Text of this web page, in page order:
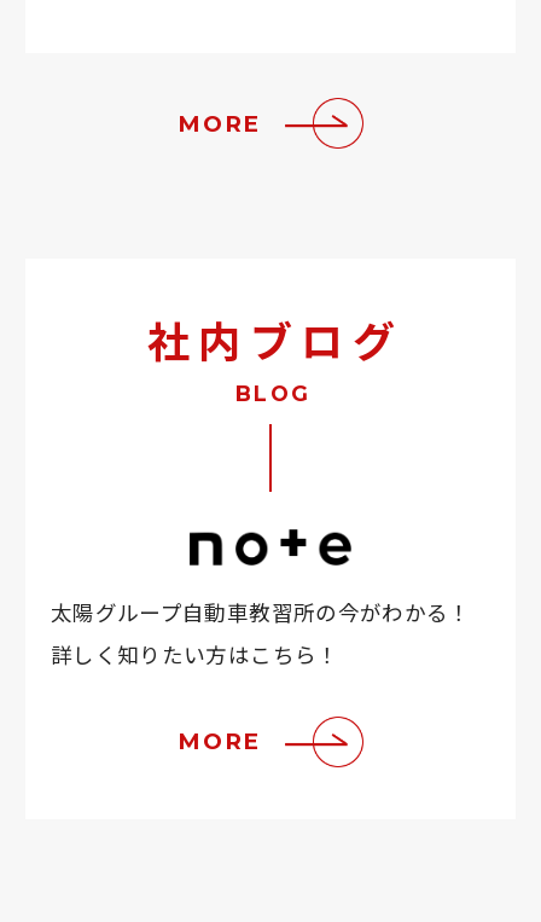
MORE
社内ブログ
BLOG
太陽グループ自動車教習所の今がわかる！
詳しく知りたい方はこちら！
MORE